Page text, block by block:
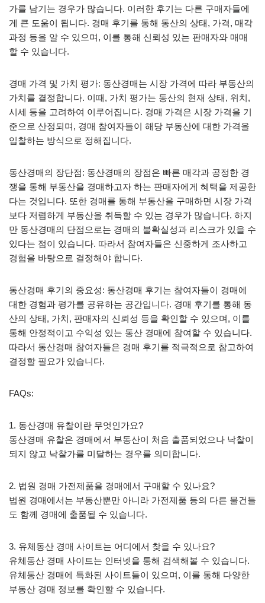
가를 남기는 경우가 많습니다. 이러한 후기는 다른 구매자들에
게 큰 도움이 됩니다. 경매 후기를 통해 동산의 상태, 가격, 매각
과정 등을 알 수 있으며, 이를 통해 신뢰성 있는 판매자와 매매
할 수 있습니다.
경매 가격 및 가치 평가: 동산경매는 시장 가격에 따라 부동산의
가치를 결정합니다. 이때, 가치 평가는 동산의 현재 상태, 위치,
시세 등을 고려하여 이루어집니다. 경매 가격은 시장 가격을 기
준으로 산정되며, 경매 참여자들이 해당 부동산에 대한 가격을
입찰하는 방식으로 정해집니다.
동산경매의 장단점: 동산경매의 장점은 빠른 매각과 공정한 경
쟁을 통해 부동산을 경매하고자 하는 판매자에게 혜택을 제공한
다는 것입니다. 또한 경매를 통해 부동산을 구매하면 시장 가격
보다 저렴하게 부동산을 취득할 수 있는 경우가 많습니다. 하지
만 동산경매의 단점으로는 경매의 불확실성과 리스크가 있을 수
있다는 점이 있습니다. 따라서 참여자들은 신중하게 조사하고
경험을 바탕으로 결정해야 합니다.
동산경매 후기의 중요성: 동산경매 후기는 참여자들이 경매에
대한 경험과 평가를 공유하는 공간입니다. 경매 후기를 통해 동
산의 상태, 가치, 판매자의 신뢰성 등을 확인할 수 있으며, 이를
통해 안정적이고 수익성 있는 동산 경매에 참여할 수 있습니다.
따라서 동산경매 참여자들은 경매 후기를 적극적으로 참고하여
결정할 필요가 있습니다.
FAQs:
1. 동산경매 유찰이란 무엇인가요?
동산경매 유찰은 경매에서 부동산이 처음 출품되었으나 낙찰이
되지 않고 낙찰가를 미달하는 경우를 의미합니다.
2. 법원 경매 가전제품을 경매에서 구매할 수 있나요?
법원 경매에서는 부동산뿐만 아니라 가전제품 등의 다른 물건들
도 함께 경매에 출품될 수 있습니다.
3. 유체동산 경매 사이트는 어디에서 찾을 수 있나요?
유체동산 경매 사이트는 인터넷을 통해 검색해볼 수 있습니다.
유체동산 경매에 특화된 사이트들이 있으며, 이를 통해 다양한
부동산 경매 정보를 확인할 수 있습니다.